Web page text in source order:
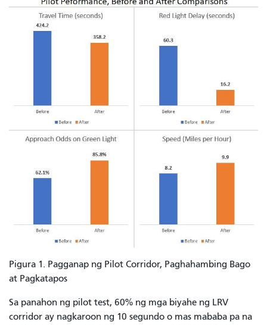
Pigura 1. Pagganap ng Pilot Corridor, Paghahambing Bago
at Pagkatapos
Sa panahon ng pilot test, 60% ng mga biyahe ng LRV
corridor ay nagkaroon ng 10 segundo o mas mababa pa na